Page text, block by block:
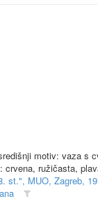
motiv: vaza
ružičasta,
st.", MUO, Zagreb,